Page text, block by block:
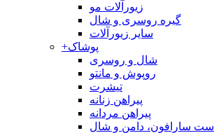
زیورآلات مو
گیره روسری و شال
سایر زیورآلات
+پوشاک
شال و روسری
روپوش و مانتو
تیشرت
پیراهن زنانه
پیراهن مردانه
ست سارافون، دامن و شال